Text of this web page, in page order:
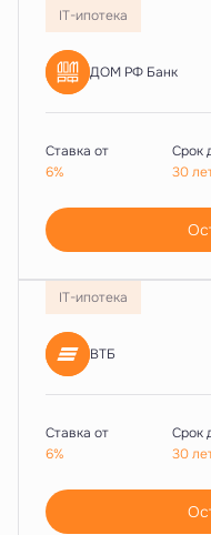
IT-ипотека
ДОМ РФ Банк
Ставка от
6%
Срок
30
IT-ипотека
ВТБ
Ставка от
6%
Срок
30